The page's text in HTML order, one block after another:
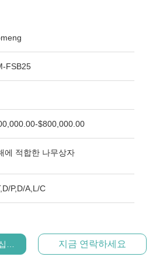
FSB25
$800,000.00
에 적합한 나무상자
P,D/A,L/C
시오 지금 연락하세요